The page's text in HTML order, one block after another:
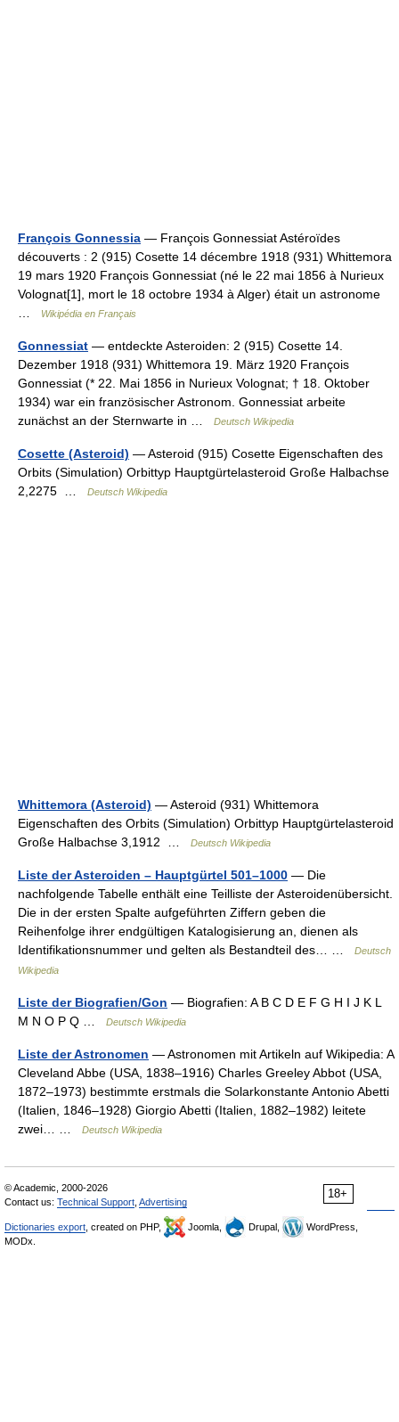
François Gonnessia — François Gonnessiat Astéroïdes
découverts : 2 (915) Cosette 14 décembre 1918 (931) Whittemora
19 mars 1920 François Gonnessiat (né le 22 mai 1856 à Nurieux
Volognat[1], mort le 18 octobre 1934 à Alger) était un astronome
Wikipédia en Français
Gonnessiat — entdeckte Asteroiden: 2 (915) Cosette 14.
Dezember 1918 (931) Whittemora 19. März 1920 François
Gonnessiat (* 22. Mai 1856 in Nurieux Volognat; † 18. Oktober
1934) war ein französischer Astronom. Gonnessiat arbeite
zunächst an der Sternwarte in …
Deutsch Wikipedia
Cosette (Asteroid) — Asteroid (915) Cosette Eigenschaften des
Orbits (Simulation) Orbittyp Hauptgürtelasteroid Große Halbachse
2,2275 …
Deutsch Wikipedia
Whittemora (Asteroid) — Asteroid (931) Whittemora
Eigenschaften des Orbits (Simulation) Orbittyp Hauptgürtelasteroid
Große Halbachse 3,1912 …
Deutsch Wikipedia
Liste der Asteroiden – Hauptgürtel 501–1000 — Die
nachfolgende Tabelle enthält eine Teilliste der Asteroidenübersicht.
Die in der ersten Spalte aufgeführten Ziffern geben die
Reihenfolge ihrer endgültigen Katalogisierung an, dienen als
Identifikationsnummer und gelten als Bestandteil des… …
Deutsch
Wikipedia
Liste der Biografien/Gon — Biografien: A B C D E F G H I J K L
M N O P Q …
Deutsch Wikipedia
Liste der Astronomen — Astronomen mit Artikeln auf Wikipedia: A
Cleveland Abbe (USA, 1838–1916) Charles Greeley Abbot (USA,
1872–1973) bestimmte erstmals die Solarkonstante Antonio Abetti
(Italien, 1846–1928) Giorgio Abetti (Italien, 1882–1982) leitete
zwei… …
Deutsch Wikipedia
18+
© Academic, 2000-2026
Contact us: Technical Support Advertising
Dictionaries export , created on PHP, Joomla, Drupal,
WordPress,
MODx.